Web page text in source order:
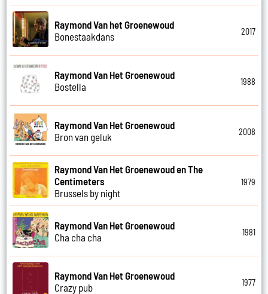
Raymond Van het Groenewoud
Bonestaakdans
2017
Raymond Van Het Groenewoud
Bostella
1988
Raymond Van Het Groenewoud
Bron van geluk
2008
Raymond Van Het Groenewoud en The
Centimeters
Brussels by night
1979
Raymond Van Het Groenewoud
Cha cha cha
1981
Raymond Van Het Groenewoud
Crazy pub
1977